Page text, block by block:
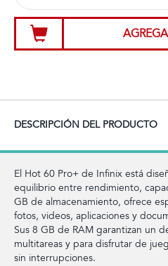
DESCRIPCIÓN DEL PRODUCTO
El Hot 60 Pro+ de Infinix está
equilibrio entre rendimiento,
GB de almacenamiento, ofrece
fotos, videos, aplicaciones y
Sus 8 GB de RAM garantizan un
multitareas y para disfrutar de
sin interrupciones.